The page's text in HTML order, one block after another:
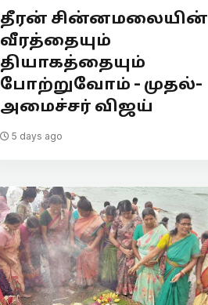
தீரன் சின்னமலையின்
வீரத்தையும்
தியாகத்தையும்
போற்றுவோம் - முதல்-
அமைச்சர் விஜய்
5 days ago